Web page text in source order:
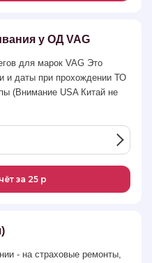
у ОД VAG
для марок VAG Это
и даты при прохождении ТО
(Внимание USA Китай не
за 25 р
- на страховые ремонты,